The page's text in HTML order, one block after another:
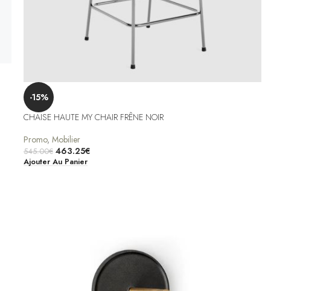
-15%
CHAISE HAUTE MY CHAIR FRÊNE NOIR
Promo, Mobilier
545.00€ 463.25€
Ajouter Au Panier